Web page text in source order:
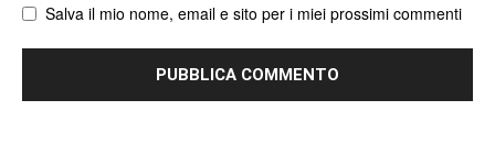
Salva il mio nome, email e sito per i miei prossimi commenti